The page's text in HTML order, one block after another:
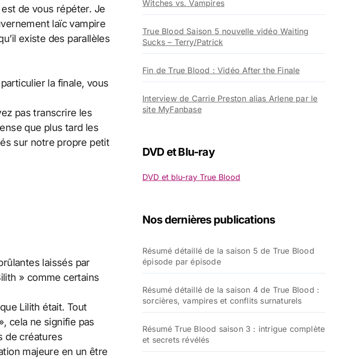
de vous répéter. Je
laïc vampire
existe des parallèles
la finale, vous
pas transcrire les
que plus tard les
sur notre propre petit
laissés par
» comme certains
Lilith était. Tout
cela ne signifie pas
de créatures
majeure en un être
Witches vs. Vampires
True Blood Saison 5 nouvelle vidéo Waiting
Sucks – Terry/Patrick
Fin de True Blood : Vidéo After the Finale
Interview de Carrie Preston alias Arlene par le
site MyFanbase
DVD et Blu-ray
DVD et blu-ray True Blood
Nos dernières publications
Résumé détaillé de la saison 5 de True Blood
épisode par épisode
Résumé détaillé de la saison 4 de True Blood :
sorcières, vampires et conflits surnaturels
Résumé True Blood saison 3 : intrigue complète
et secrets révélés